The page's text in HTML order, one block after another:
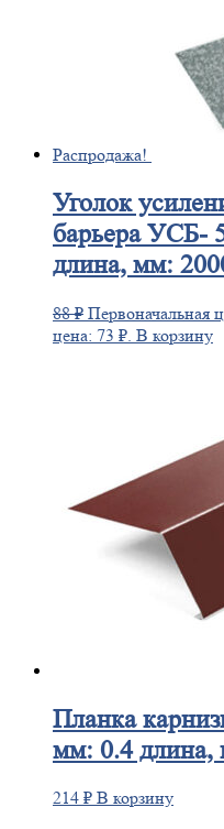
Распродажа!
Уголок
барьера УСБ-
длина, мм:
88₽ Первоначальная
цена: 73 ₽. В корзину
Планка
мм: 0.4 длина,
214 ₽ В корзину